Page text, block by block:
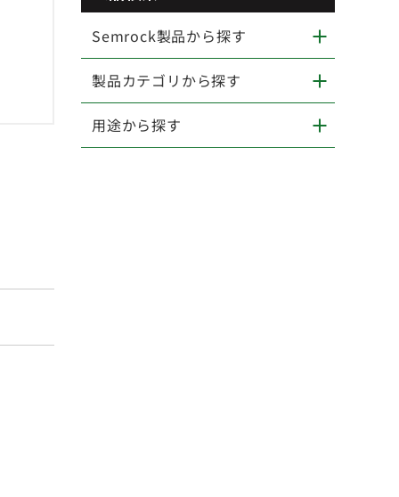
Semrock製品から探す
製品カテゴリから探す
用途から探す